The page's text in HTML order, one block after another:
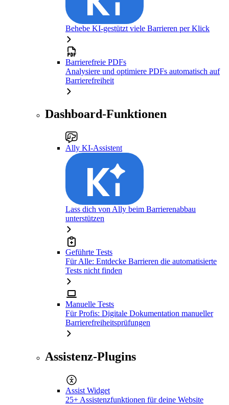
Behebe KI-gestützt viele Barrieren per Klick
Barrierefreie PDFs
Analysiere und optimiere PDFs automatisch auf
Barrierefreiheit
Dashboard-Funktionen
Ally KI-Assistent
Lass dich von Ally beim Barrierenabbau
unterstützen
Geführte Tests
Für Alle: Entdecke Barrieren die automatisierte
Tests nicht finden
Manuelle Tests
Für Profis: Digitale Dokumentation manueller
Barrierefreiheitsprüfungen
Assistenz-Plugins
Assist Widget
25+ Assistenzfunktionen für deine Website